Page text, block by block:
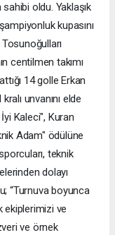
sahibi oldu. Yaklaşık
kupasını
centilmen takımı
14 golle Erkan
unvanını elde
Kaleci", Kuran
Adam" ödülüne
teknik
dolayı
“Turnuva boyunca
ekiplerimizi ve
ve örnek